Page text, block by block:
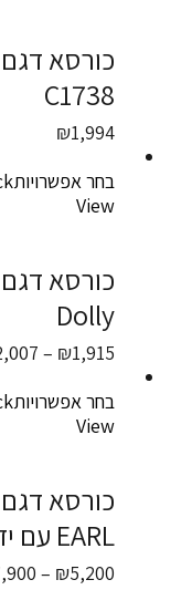
כורסא דגם
C1738
₪1,994
בחר אפשרויות
View
כורסא דגם
Dolly
₪1,915
–
בחר אפשרויות
View
כורסא דגם
EARL עם ידיות
₪5,200
–